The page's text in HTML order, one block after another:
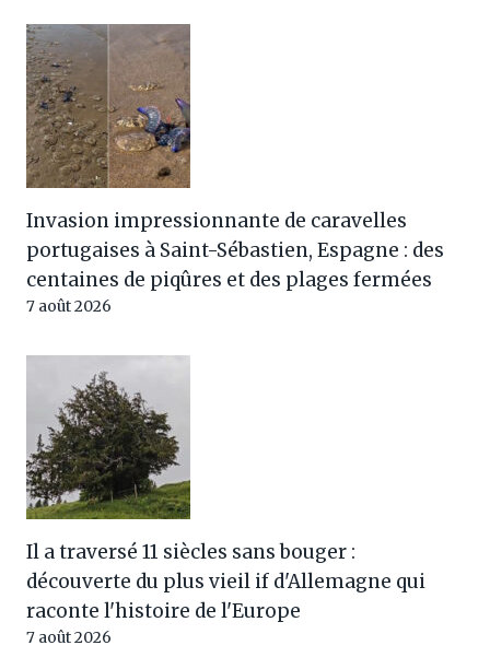
Invasion impressionnante de caravelles
portugaises à Saint-Sébastien, Espagne : des
centaines de piqûres et des plages fermées
7 août 2026
Il a traversé 11 siècles sans bouger :
découverte du plus vieil if d'Allemagne qui
raconte l'histoire de l'Europe
7 août 2026